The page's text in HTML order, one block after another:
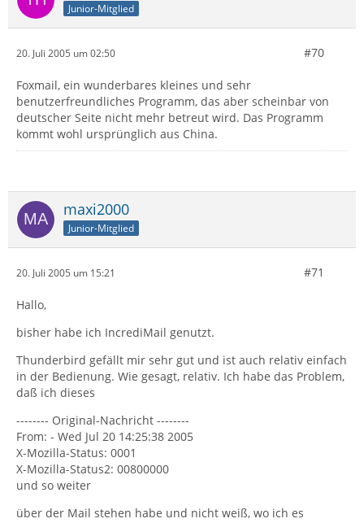
Junior-Mitglied
20. Juli 2005 um 02:50 #70
Foxmail, ein wunderbares kleines und sehr
benutzerfreundliches Programm, das aber scheinbar von
deutscher Seite nicht mehr betreut wird. Das Programm
kommt wohl ursprünglich aus China.
maxi2000
Junior-Mitglied
20. Juli 2005 um 15:21 #71
Hallo,
bisher habe ich IncrediMail genutzt.
Thunderbird gefällt mir sehr gut und ist auch relativ einfach
in der Bedienung. Wie gesagt, relativ. Ich habe das Problem,
daß ich dieses
-------- Original-Nachricht --------
From: - Wed Jul 20 14:25:38 2005
X-Mozilla-Status: 0001
X-Mozilla-Status2: 00800000
und so weiter
über der Mail stehen habe und nicht weiß, wo ich es